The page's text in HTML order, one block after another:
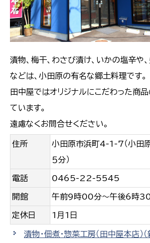
漬物、梅干、わさび漬け、いかの塩辛や
などは、小田原の有名な郷土料理です。
田中屋ではオリジナルにこだわった商品
ています。
遠慮なくお問合せください。
住所
小田原市浜町4-1-7（小田原
５分）
電話 0465-22-5545
開館 午前9時00分〜午後6時
定休日 1月1日
漬物・佃煮・惣菜工房（田中屋本店）